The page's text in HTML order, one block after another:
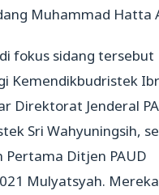
Muhammad Hatta
fokus sidang tersebut
Kemendikbudristek
Direktorat Jenderal
Sri Wahyuningsih,
Pertama Ditjen PAUD
Mulyatsyah. Mereka